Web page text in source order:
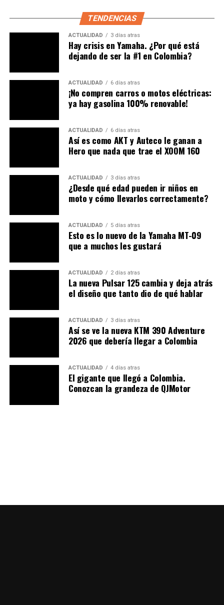
14.8 Nm a 6500 vueltas,y un chasís de doble cuna; a
partir de allí las posibilidades son ilimitadas.
Ver esta publicación en Instagram
CUSTOM MOTORCYCLES
(@brilliantcustom_motorcycles)
unos enormes neumáticos doble propósito
Master de alto perfil, sujetos a unos convenientes rines
Dependientes a las llantas, se encuentra un
mientras atrás, parecen que continúan los dos
amortiguadores de la Apache de segunda generación,
solamente que modificados para facilitar cabida al
enorme neumático trasero.
TENDENCIAS
ACTUALIDAD 3 días atras
Hay crisis en Yamaha. ¿Por qué está
dejando de ser la #1 en Colombia?
ACTUALIDAD 6 días atras
¡No compren carros o motos eléctricas:
ya hay gasolina 100% renovable!
ACTUALIDAD 6 días atras
Así es como AKT y Auteco le ganan a
Hero que nada que trae el XOOM 160
ACTUALIDAD 3 días atras
¿Desde qué edad pueden ir niños en
moto y cómo llevarlos correctamente?
ACTUALIDAD 5 días atras
Esto es lo nuevo de la Yamaha MT-09
que a muchos les gustará
ACTUALIDAD 2 días atras
La nueva Pulsar 125 cambia y deja atrás
el diseño que tanto dio de qué hablar
ACTUALIDAD 3 días atras
Así se ve la nueva KTM 390 Adventure
2026 que debería llegar a Colombia
ACTUALIDAD 4 días atras
El gigante que llegó a Colombia.
Conozcan la grandeza de QJMotor